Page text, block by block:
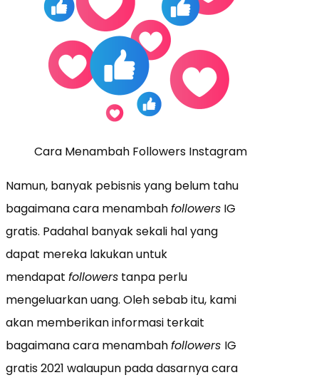
Cara Menambah Followers Instagram
Namun, banyak pebisnis yang belum tahu
bagaimana cara menambahfollowers IG
gratis. Padahal banyak sekali hal yang
dapat mereka lakukan untuk
mendapat followers tanpa perlu
mengeluarkan uang. Oleh sebab itu, kami
akan memberikan informasi terkait
bagaimana cara menambahfollowers IG
gratis 2021 walaupun pada dasarnya cara